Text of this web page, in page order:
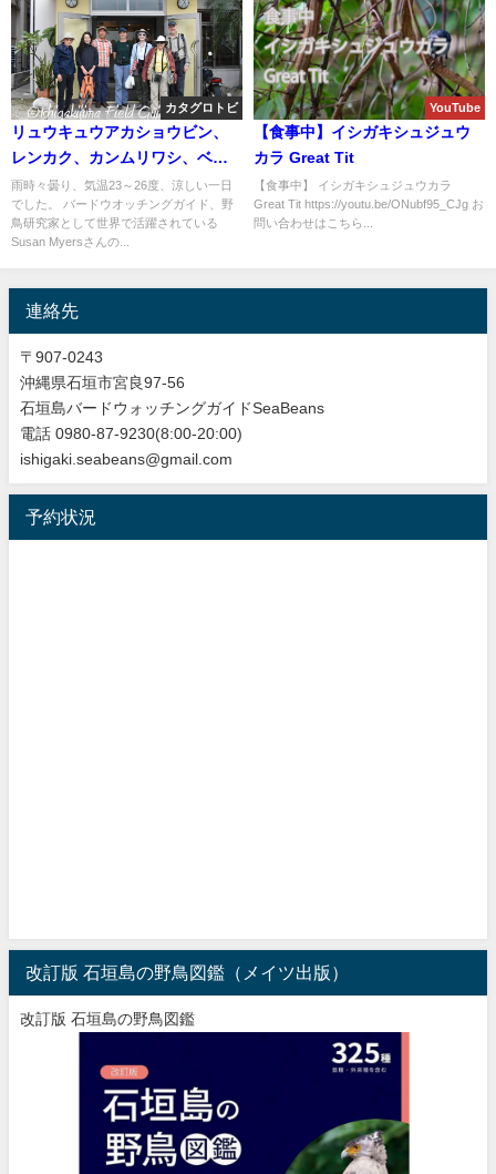
カタグロトビ
リュウキュウアカショウビン、
レンカク、カンムリワシ、ベニ
バト、カラシラサギ等など盛り
沢山のバードウオッチング＆野
鳥撮影ガイド!!
雨時々曇り、気温23～26度、涼しい一日
でした。 バードウオッチングガイド、野
鳥研究家として世界で活躍されている
Susan Myersさんの...
YouTube
【食事中】イシガキシュジュウ
カラ Great Tit
【食事中】 イシガキシュジュウカラ
Great Tit https://youtu.be/ONubf95_CJg お
問い合わせはこちら...
連絡先
〒907-0243
沖縄県石垣市宮良97-56
石垣島バードウォッチングガイドSeaBeans
電話 0980-87-9230(8:00-20:00)
ishigaki.seabeans@gmail.com
予約状況
改訂版 石垣島の野鳥図鑑（メイツ出版）
改訂版 石垣島の野鳥図鑑